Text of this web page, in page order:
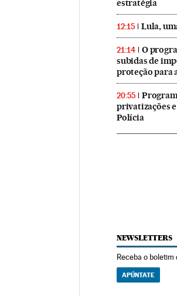
estratégia
12:15 Lula,
21:14
O
subidas de
proteção para
20:55
privatizações
Polícia
NEWSLETTERS
Receba o boletim
APÚNTATE